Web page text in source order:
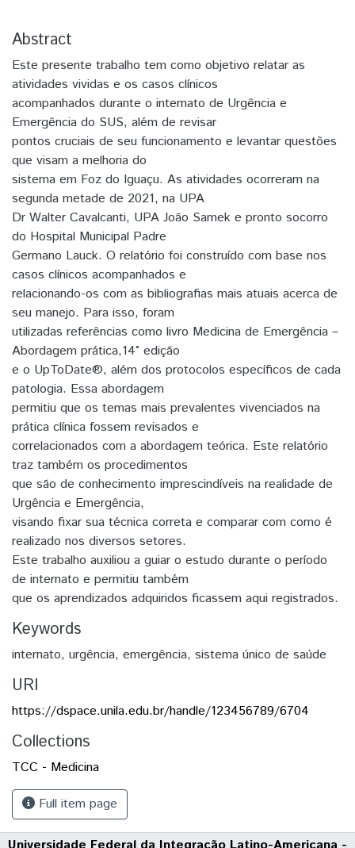
Abstract
Este presente trabalho tem como objetivo relatar as
atividades vividas e os casos clínicos
acompanhados durante o internato de Urgência e
Emergência do SUS, além de revisar
pontos cruciais de seu funcionamento e levantar questões
que visam a melhoria do
sistema em Foz do Iguaçu. As atividades ocorreram na
segunda metade de 2021, na UPA
Dr Walter Cavalcanti, UPA João Samek e pronto socorro
do Hospital Municipal Padre
Germano Lauck. O relatório foi construído com base nos
casos clínicos acompanhados e
relacionando-os com as bibliografias mais atuais acerca de
seu manejo. Para isso, foram
utilizadas referências como livro Medicina de Emergência –
Abordagem prática,14° edição
e o UpToDate®, além dos protocolos específicos de cada
patologia. Essa abordagem
permitiu que os temas mais prevalentes vivenciados na
prática clínica fossem revisados e
correlacionados com a abordagem teórica. Este relatório
traz também os procedimentos
que são de conhecimento imprescindíveis na realidade de
Urgência e Emergência,
visando fixar sua técnica correta e comparar com como é
realizado nos diversos setores.
Este trabalho auxiliou a guiar o estudo durante o período
de internato e permitiu também
que os aprendizados adquiridos ficassem aqui registrados.
Keywords
internato, urgência, emergência, sistema único de saúde
URI
https://dspace.unila.edu.br/handle/123456789/6704
Collections
TCC - Medicina
Full item page